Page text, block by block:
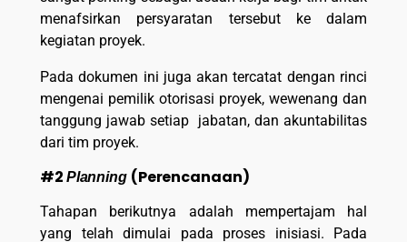
menafsirkan persyaratan tersebut ke dalam
kegiatan proyek.
Pada dokumen ini juga akan tercatat dengan rinci
mengenai pemilik otorisasi proyek, wewenang dan
tanggung jawab setiap jabatan, dan akuntabilitas
dari tim proyek.
#2 Planning (Perencanaan)
Tahapan berikutnya adalah mempertajam hal
yang telah dimulai pada proses inisiasi. Pada